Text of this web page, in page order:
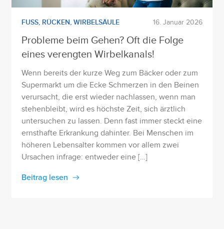
FUSS , RÜCKEN, WIRBELSÄULE 16. Januar 2026
Probleme beim Gehen? Oft die Folge
eines verengten Wirbelkanals!
Wenn bereits der kurze Weg zum Bäcker oder zum
Supermarkt um die Ecke Schmerzen in den Beinen
verursacht, die erst wieder nachlassen, wenn man
stehenbleibt, wird es höchste Zeit, sich ärztlich
untersuchen zu lassen. Denn fast immer steckt eine
ernsthafte Erkrankung dahinter. Bei Menschen im
höheren Lebensalter kommen vor allem zwei
Ursachen infrage: entweder eine […]
Beitrag lesen